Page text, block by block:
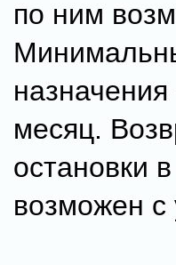
по ним
месяц.
остановки
возможен с